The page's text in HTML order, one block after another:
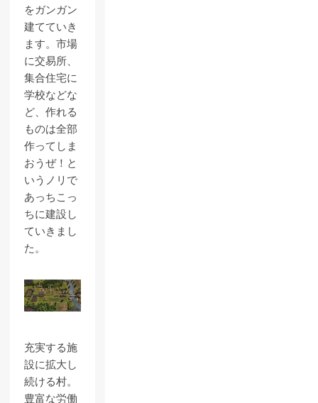
をガンガン
建てていき
ます。市場
に交易所、
集合住宅に
学校などな
ど、作れる
ものは全部
作ってしま
おうぜ！と
いうノリで
あっちこっ
ちに建設し
ていきまし
た。
充実する施
設に拡大し
続ける村。
豊富な労働